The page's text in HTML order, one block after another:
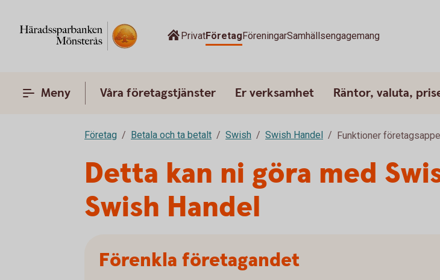
PrivatFöretagFöreningarSamhällsengagemang
Meny Våra företagstjänster Er verksamhet Räntor, valuta,
Företag Betala och ta betalt Swish Swish Handel Funktioner
Detta kan ni göra med
Swish Handel
Förenkla företagandet